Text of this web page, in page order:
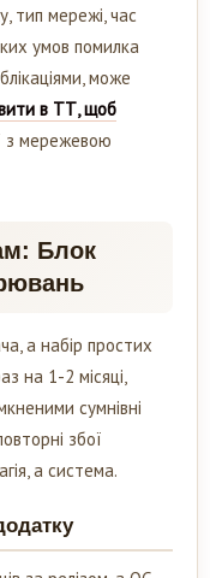
тип мережі, час
умов помилка
може
в ТТ, щоб
з мережевою
Блок
а набір простих
на 1-2 місяці,
сумнівні
збої
а система.